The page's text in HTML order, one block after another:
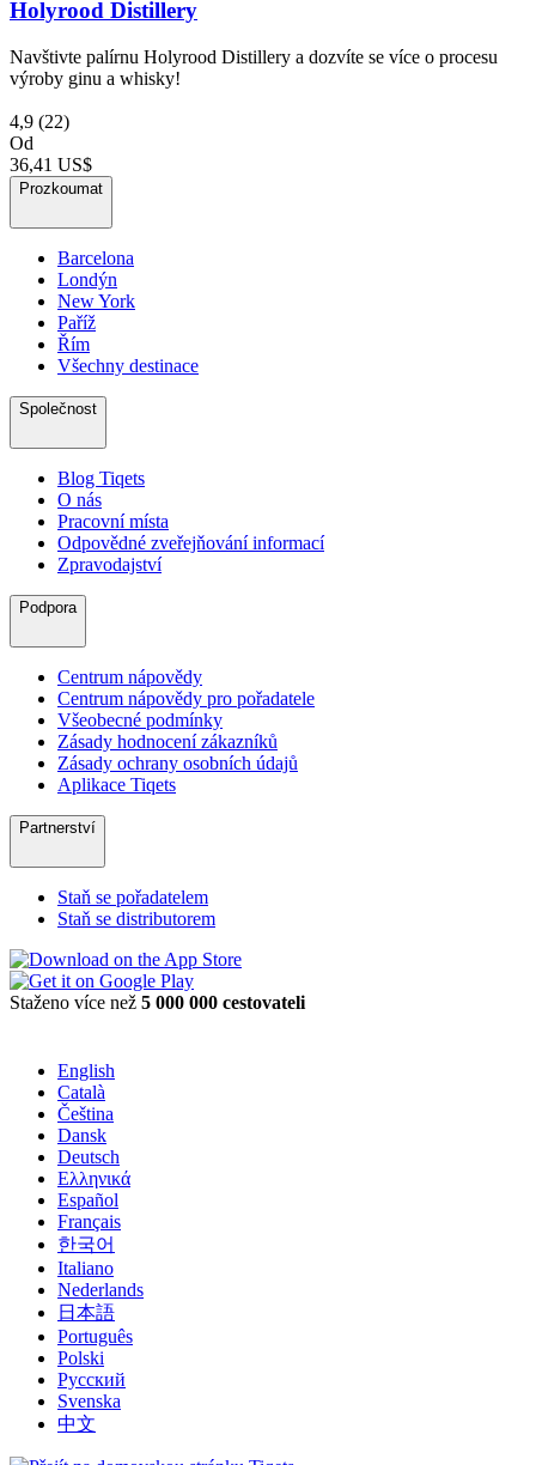
Holyrood Distillery
Navštivte palírnu Holyrood Distillery a dozvíte se více o procesu
výroby ginu a whisky!
4,9 (22)
Od
36,41 US$
Prozkoumat
Barcelona
Londýn
New York
Paříž
Řím
Všechny destinace
Společnost
Blog Tiqets
O nás
Pracovní místa
Odpovědné zveřejňování informací
Zpravodajství
Podpora
Centrum nápovědy
Centrum nápovědy pro pořadatele
Všeobecné podmínky
Zásady hodnocení zákazníků
Zásady ochrany osobních údajů
Aplikace Tiqets
Partnerství
Staň se pořadatelem
Staň se distributorem
Staženo více než 5 000 000 cestovateli
English
Català
Čeština
Dansk
Deutsch
Ελληνικά
Español
Français
한국어
Italiano
Nederlands
日本語
Português
Polski
Русский
Svenska
中文